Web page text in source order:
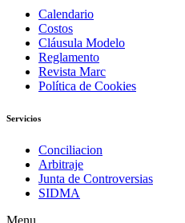
Calendario
Costos
Cláusula Modelo
Reglamento
Revista Marc
Política de Cookies
Servicios
Conciliacion
Arbitraje
Junta de Controversias
SIDMA